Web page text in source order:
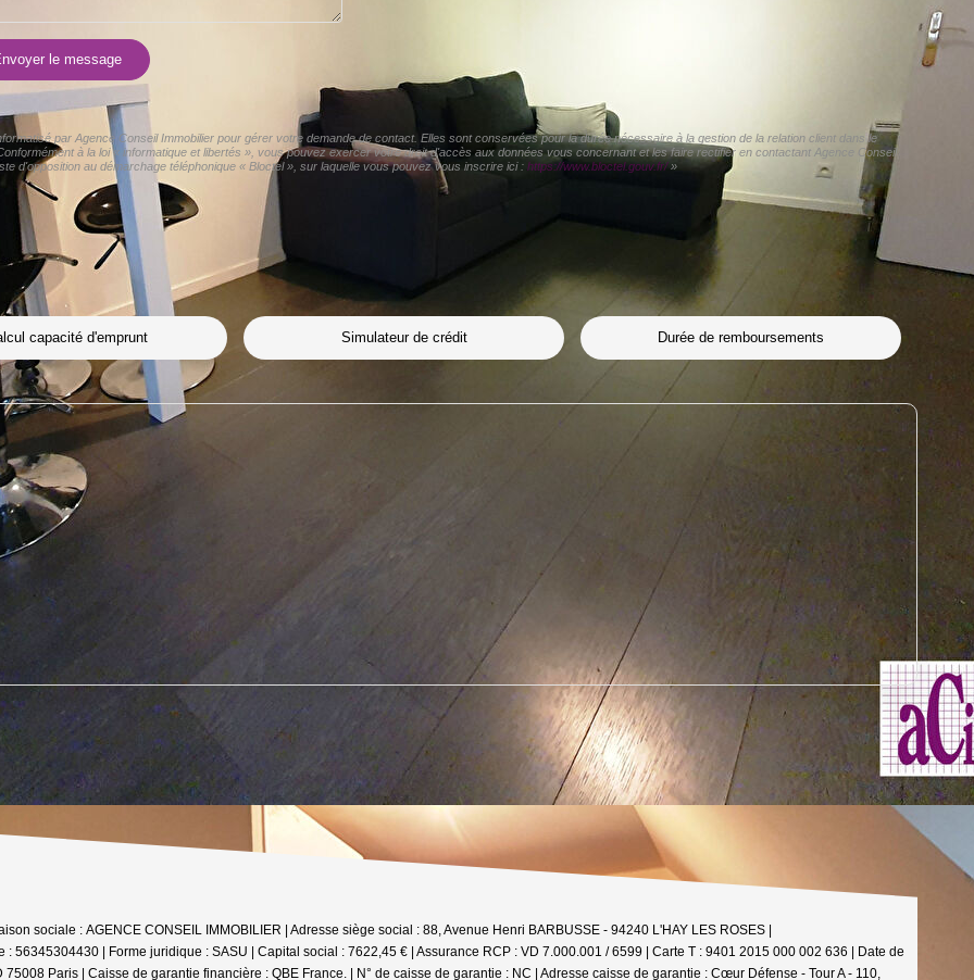
le message
par Agence Conseil Immobilier pour gérer votre demande de contact. Elles sont conservées pour la durée nécessaire à la gestion de la relation client dans le
à la loi « informatique et libertés », vous pouvez exercer votre droit d'accès aux données vous concernant et les faire rectifier en contactant Agence Conseil
d'opposition au démarchage téléphonique « Bloctel », sur laquelle vous pouvez vous inscrire ici : https://www.bloctel.gouv.fr/»
capacité d'emprunt Simulateur de crédit Durée de remboursements
sociale : AGENCE CONSEIL IMMOBILIER | Adresse siège social : 88, Avenue Henri BARBUSSE - 94240 L'HAY LES ROSES |
56345304430 | Forme juridique : SASU | Capital social : 7622,45 € | Assurance RCP : VD 7.000.001 / 6599 | Carte T : 9401 2015 000 002 636 | Date de
Paris | Caisse de garantie financière : QBE France. | N° de caisse de garantie : NC | Adresse caisse de garantie : Cœur Défense - Tour A - 110,